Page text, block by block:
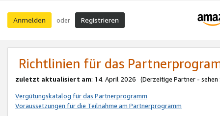
Anmelden oder Registrieren
Richtlinien für das
zuletzt aktualisiert am: 14. April 2026 (Derzeitige Partner - sehen
Vergütungskatalog für das Partnerprogramm
Voraussetzungen für die Teilnahme am Partnerprogramm